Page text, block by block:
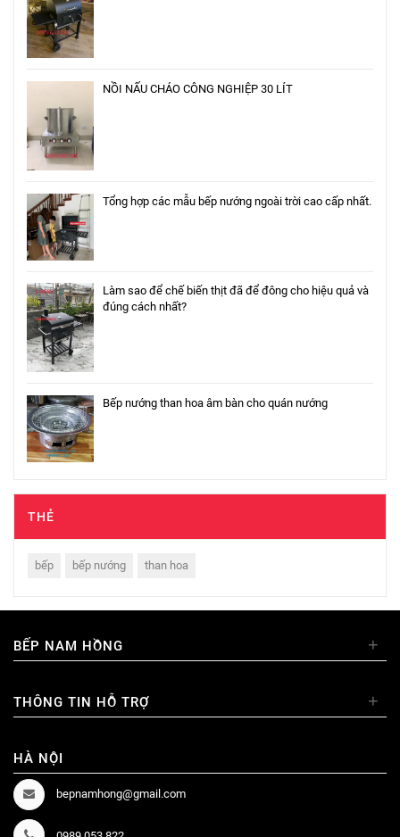
NỒI NẤU CHÁO CÔNG NGHIỆP 30 LÍT
Tổng hợp các mẫu bếp nướng ngoài trời cao cấp nhất.
Làm sao để chế biến thịt đã để đông cho hiệu quả và
đúng cách nhất?
Bếp nướng than hoa âm bàn cho quán nướng
THẺ
bếp bếp nướng than hoa
BẾP NAM HỒNG +
THÔNG TIN HỖ TRỢ +
HÀ NỘI
bepnamhong@gmail.com